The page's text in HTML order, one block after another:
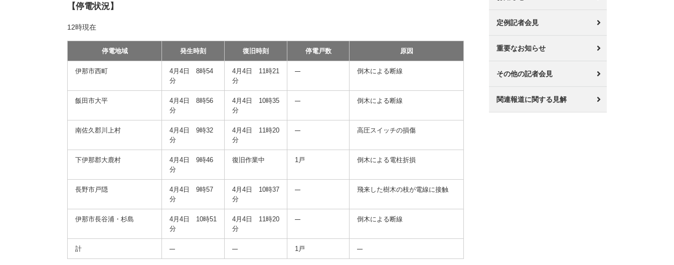
【停電状況】
12時現在
停電地域 発生時刻 復旧時刻 停電戸数 原因
伊那市西町
4月4日 8時54
分
4月4日 11時21
分
倒木による断線
飯田市大平
4月4日 8時56
分
4月4日 10時35
分
倒木による断線
南佐久郡川上村
4月4日 9時32
分
4月4日 11時20
分
高圧スイッチの損傷
下伊那郡大鹿村
4月4日 9時46
分
復旧作業中 1戸 倒木による電柱折損
長野市戸隠
4月4日 9時57
分
4月4日 10時37
分
飛来した樹木の枝が電線に接触
伊那市長谷浦・杉島
4月4日 10時51
分
4月4日 11時20
分
倒木による断線
計 1戸
定例記者会見
重要なお知らせ
その他の記者会見
関連報道に関する見解